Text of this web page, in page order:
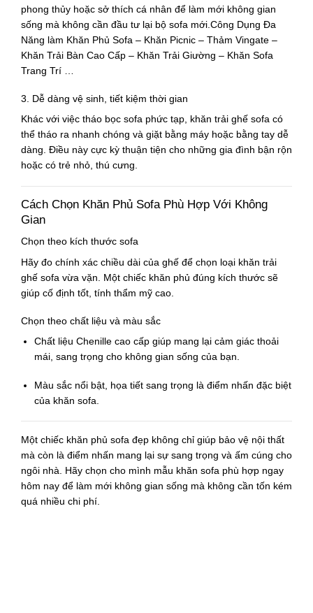
phong thủy hoặc sở thích cá nhân để làm mới không gian
sống mà không cần đầu tư lại bộ sofa mới.Công Dụng Đa
Năng làm Khăn Phủ Sofa – Khăn Picnic – Thảm Vingate –
Khăn Trải Bàn Cao Cấp – Khăn Trải Giường – Khăn Sofa
Trang Trí …
3. Dễ dàng vệ sinh, tiết kiệm thời gian
Khác với việc tháo bọc sofa phức tạp, khăn trải ghế sofa có
thể tháo ra nhanh chóng và giặt bằng máy hoặc bằng tay dễ
dàng. Điều này cực kỳ thuận tiện cho những gia đình bận rộn
hoặc có trẻ nhỏ, thú cưng.
Cách Chọn Khăn Phủ Sofa Phù Hợp Với Không
Gian
Chọn theo kích thước sofa
Hãy đo chính xác chiều dài của ghế để chọn loại khăn trải
ghế sofa vừa vặn. Một chiếc khăn phủ đúng kích thước sẽ
giúp cố định tốt, tính thẩm mỹ cao.
Chọn theo chất liệu và màu sắc
Chất liệu Chenille cao cấpgiúp mang lại cảm giác thoải
mái, sang trọng cho không gian sống của bạn.
Màu sắc nổi bật, họa tiết sang trọng là điểm nhấn đặc biệt
của khăn sofa.
Một chiếc khăn phủ sofa đẹp không chỉ giúp bảo vệ nội thất
mà còn là điểm nhấn mang lại sự sang trọng và ấm cúng cho
ngôi nhà. Hãy chọn cho mình mẫu khăn sofa phù hợp ngay
hôm nay để làm mới không gian sống mà không cần tốn kém
quá nhiều chi phí.